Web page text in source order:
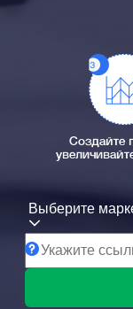
Создайте
Выберите